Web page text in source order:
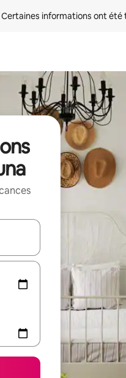
Certaines informations ont
vers le haut et vers le